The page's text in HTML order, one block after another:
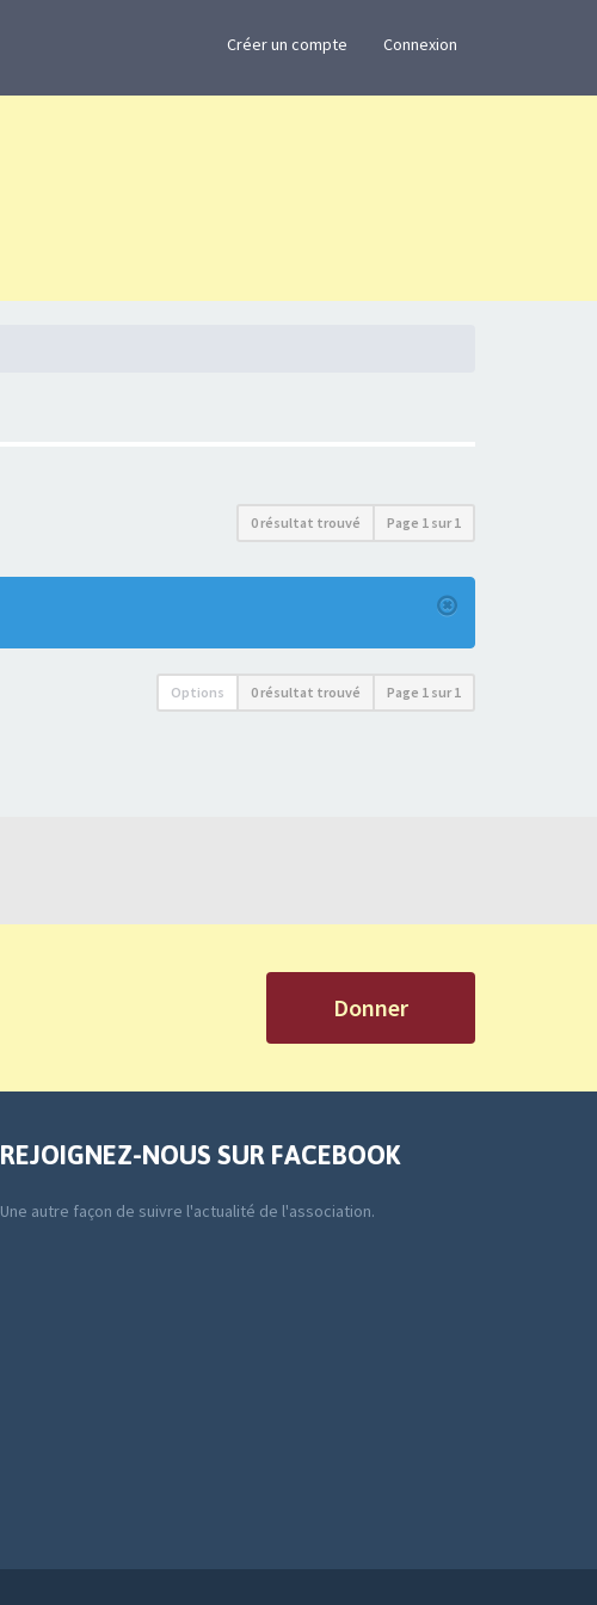
Créer un compte Connexion
0 résultat trouvé Page 1 sur1
Options 0 résultat trouvé Page 1 sur1
Donner
REJOIGNEZ-NOUS SUR FACEBOOK
Une autre façon de suivre l'actualité de l'association.